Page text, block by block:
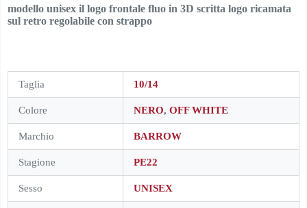
modello unisex il logo frontale fluo in 3D scritta logo ricamata
sul retro regolabile con strappo
Taglia 10/14
Colore NERO, OFF WHITE
Marchio BARROW
Stagione PE22
Sesso UNISEX